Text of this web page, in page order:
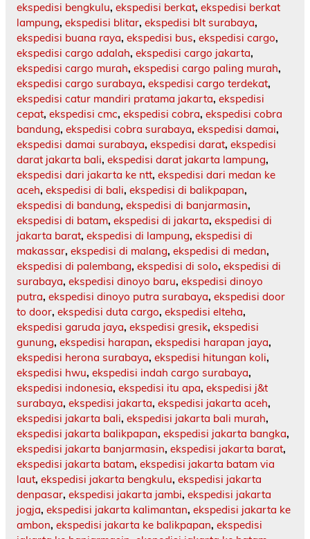
ekspedisi bengkulu, ekspedisi berkat, ekspedisi berkat
lampung, ekspedisi blitar, ekspedisi blt surabaya,
ekspedisi buana raya, ekspedisi bus, ekspedisi cargo,
ekspedisi cargo adalah, ekspedisi cargo jakarta,
ekspedisi cargo murah, ekspedisi cargo paling murah,
ekspedisi cargo surabaya, ekspedisi cargo terdekat,
ekspedisi catur mandiri pratama jakarta, ekspedisi
cepat, ekspedisi cmc, ekspedisi cobra, ekspedisi cobra
bandung, ekspedisi cobra surabaya, ekspedisi damai,
ekspedisi damai surabaya, ekspedisi darat, ekspedisi
darat jakarta bali, ekspedisi darat jakarta lampung,
ekspedisi dari jakarta ke ntt, ekspedisi dari medan ke
aceh, ekspedisi di bali, ekspedisi di balikpapan,
ekspedisi di bandung, ekspedisi di banjarmasin,
ekspedisi di batam, ekspedisi di jakarta, ekspedisi di
jakarta barat, ekspedisi di lampung, ekspedisi di
makassar, ekspedisi di malang, ekspedisi di medan,
ekspedisi di palembang, ekspedisi di solo, ekspedisi di
surabaya, ekspedisi dinoyo baru, ekspedisi dinoyo
putra, ekspedisi dinoyo putra surabaya, ekspedisi door
to door, ekspedisi duta cargo, ekspedisi elteha,
ekspedisi garuda jaya, ekspedisi gresik, ekspedisi
gunung, ekspedisi harapan, ekspedisi harapan jaya,
ekspedisi herona surabaya, ekspedisi hitungan koli,
ekspedisi hwu, ekspedisi indah cargo surabaya,
ekspedisi indonesia, ekspedisi itu apa, ekspedisi j&t
surabaya, ekspedisi jakarta, ekspedisi jakarta aceh,
ekspedisi jakarta bali, ekspedisi jakarta bali murah,
ekspedisi jakarta balikpapan, ekspedisi jakarta bangka,
ekspedisi jakarta banjarmasin, ekspedisi jakarta barat,
ekspedisi jakarta batam, ekspedisi jakarta batam via
laut, ekspedisi jakarta bengkulu, ekspedisi jakarta
denpasar, ekspedisi jakarta jambi, ekspedisi jakarta
jogja, ekspedisi jakarta kalimantan, ekspedisi jakarta ke
ambon, ekspedisi jakarta ke balikpapan, ekspedisi